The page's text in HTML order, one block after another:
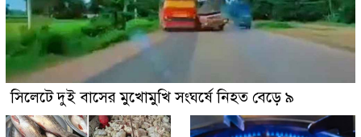
সিলেটে দুই বাসের মুখোমুখি সংঘর্ষে নিহত বেড়ে ৯